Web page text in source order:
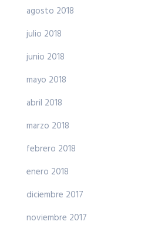
agosto 2018
julio 2018
junio 2018
mayo 2018
abril 2018
marzo 2018
febrero 2018
enero 2018
diciembre 2017
noviembre 2017